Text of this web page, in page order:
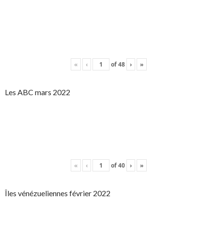
« ‹ of48 › »
Les ABC mars 2022
« ‹ of40 › »
Îles vénézueliennes février 2022